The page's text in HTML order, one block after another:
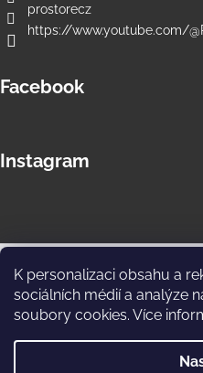
K personalizaci obsahu a
sociálních médií a analýze
soubory cookies. Více
prostorecz
https://www.youtube.com/
Facebook
Instagram
Copyright 2026PRO Store e-
Upravit